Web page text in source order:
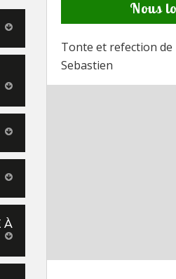
À
Nous
Tonte et refection de
Sebastien